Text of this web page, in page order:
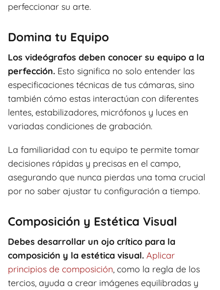
perfeccionar su arte.
Domina tu Equipo
Los videógrafos deben conocer su equipo a la
perfección. Esto significa no solo entender las
especificaciones técnicas de tus cámaras, sino
también cómo estas interactúan con diferentes
lentes, estabilizadores, micrófonos y luces en
variadas condiciones de grabación.
La familiaridad con tu equipo te permite tomar
decisiones rápidas y precisas en el campo,
asegurando que nunca pierdas una toma crucial
por no saber ajustar tu configuración a tiempo.
Composición y Estética Visual
Debes desarrollar un ojo crítico para la
composición y la estética visual. Aplicar
principios de composición, como la regla de los
tercios, ayuda a crear imágenes equilibradas y